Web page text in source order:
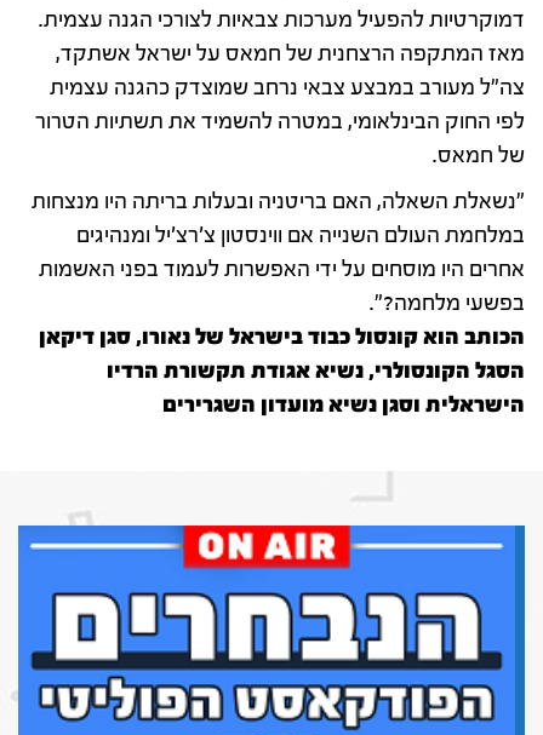
דמוקרטיות להפעיל מערכות צבאיות לצורכי הגנה עצמית.
מאז המתקפה הרצחנית של חמאס על ישראל אשתקד,
צה"ל מעורב במבצע צבאי נרחב שמוצדק כהגנה עצמית
לפי החוק הבינלאומי, במטרה להשמיד את תשתיות הטרור
של חמאס.
"נשאלת השאלה, האם בריטניה ובעלות בריתה היו מנצחות
במלחמת העולם השנייה אם ווינסטון צ'רצ'יל ומנהיגים
אחרים היו מוסחים על ידי האפשרות לעמוד בפני האשמות
בפשעי מלחמה?".
הכותב הוא קונסול כבוד בישראל של נאורו, סגן דיקאן
הסגל הקונסולרי, נשיא אגודת תקשורת הרדיו
הישראלית וסגן נשיא מועדון השגרירים